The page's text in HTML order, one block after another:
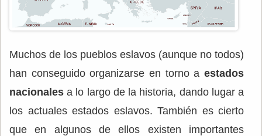
Muchos de los pueblos eslavos (aunque no todos)
han conseguido organizarse en torno a estados
nacionales a lo largo de la historia, dando lugar a
los actuales estados eslavos. También es cierto
que en algunos de ellos existen importantes